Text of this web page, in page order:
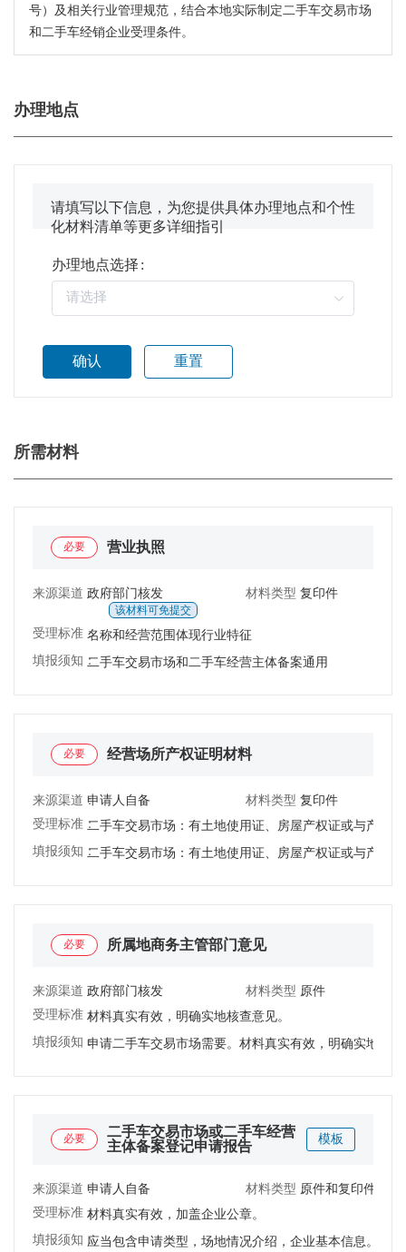
号）及相关行业管理规范，结合本地实际制定二手车交易市场
和二手车经销企业受理条件。
办理地点
请填写以下信息，为您提供具体办理地点和个性
化材料清单等更多详细指引
办理地点选择 :
确认 重置
所需材料
必要 营业执照
来源渠道：政府部门核发
该材料可免提交
材料类型：复印件
受理标准：名称和经营范围体现行业特征
填报须知：二手车交易市场和二手车经营主体备案通用
必要 经营场所产权证明材料
来源渠道：申请人自备 材料类型：复印件
受理标准：二手车交易市场：有土地使用证、房屋产权证或与产权
填报须知：二手车交易市场：有土地使用证、房屋产权证或与产权
必要 所属地商务主管部门意见
来源渠道：政府部门核发 材料类型：原件
受理标准：材料真实有效，明确实地核查意见。
填报须知：申请二手车交易市场需要。材料真实有效，明确实地核
必要
二手车交易市场或二手车经营
主体备案登记申请报告
模板
来源渠道：申请人自备 材料类型：原件和复印件
受理标准：材料真实有效，加盖企业公章。
填报须知：应当包含申请类型，场地情况介绍，企业基本信息。